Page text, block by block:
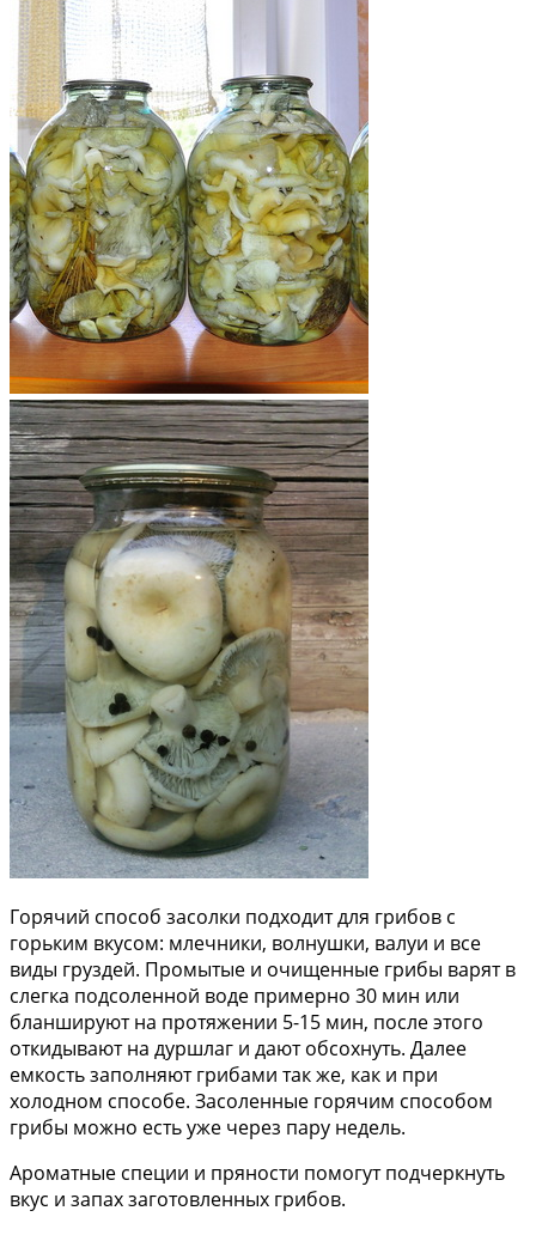
Горячий способ засолки подходит для грибов с
горьким вкусом: млечники, волнушки, валуи и все
виды груздей. Промытые и очищенные грибы варят в
слегка подсоленной воде примерно 30 мин или
бланшируют на протяжении 5-15 мин, после этого
откидывают на дуршлаг и дают обсохнуть. Далее
емкость заполняют грибами так же, как и при
холодном способе. Засоленные горячим способом
грибы можно есть уже через пару недель.
Ароматные специи и пряности помогут подчеркнуть
вкус и запах заготовленных грибов.